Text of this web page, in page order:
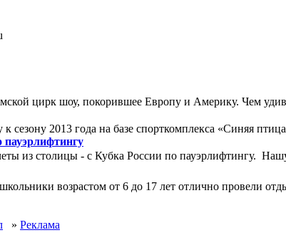
цирк шоу, покорившее Европу и Америку. Чем
2013 года на базе спорткомплекса «Синяя
пауэрлифтингу
из столицы - с Кубка России по пауэрлифтингу.
возрастом от 6 до 17 лет отлично провели
» Реклама